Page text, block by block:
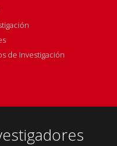
de Investigación